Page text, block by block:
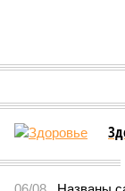
Версия //Власть //
Домыслы и